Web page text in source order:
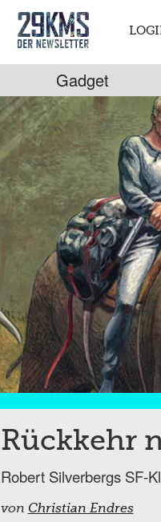
Gadget
Rückkehr
Robert Silverbergs SF-
von Christian Endres